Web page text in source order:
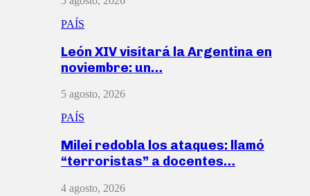
PAÍS
León XIV visitará la Argentina en
noviembre: un…
5 agosto, 2026
PAÍS
Milei redobla los ataques: llamó
“terroristas” a docentes…
4 agosto, 2026